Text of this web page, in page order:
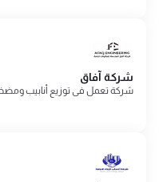
شركة آفاق
شركة تعمل فى توزيع أنابيب